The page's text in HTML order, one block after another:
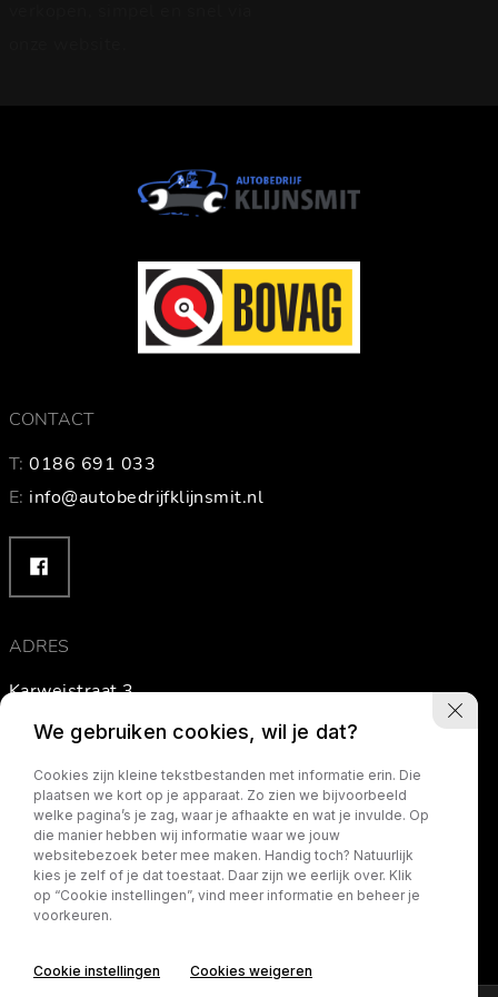
CONTACT
T: 0186 691 033
E: info@autobedrijfklijnsmit.nl
ADRES
Karweistraat 3
3264 XV Nieuw-Beijerland
Routebeschrijving
We gebruiken cookies, wil je dat?
Cookies zijn kleine tekstbestanden met informatie erin. Die
plaatsen we kort op je apparaat. Zo zien we bijvoorbeeld
welke pagina’s je zag, waar je afhaakte en wat je invulde. Op
die manier hebben wij informatie waar we jouw
websitebezoek beter mee maken. Handig toch? Natuurlijk
kies je zelf of je dat toestaat. Daar zijn we eerlijk over. Klik
op “Cookie instellingen”, vind meer informatie en beheer je
voorkeuren.
Cookie instellingen Cookies weigeren